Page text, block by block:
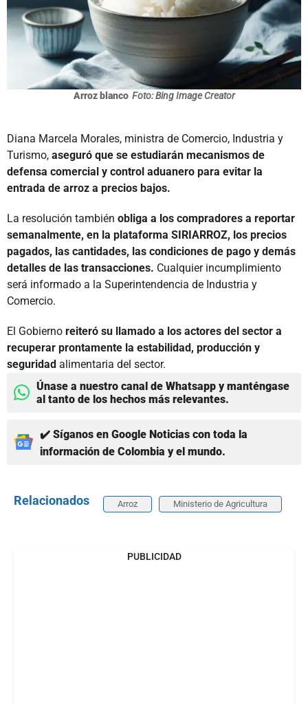
Arroz blanco Foto: Bing Image Creator
Diana Marcela Morales, ministra de Comercio, Industria y
Turismo, aseguró que se estudiarán mecanismos de
defensa comercial y control aduanero para evitar la
entrada de arroz a precios bajos.
La resolución también obliga a los compradores a reportar
semanalmente, en la plataforma SIRIARROZ, los precios
pagados, las cantidades, las condiciones de pago y demás
detalles de las transacciones. Cualquier incumplimiento
será informado a la Superintendencia de Industria y
Comercio.
El Gobierno reiteró su llamado a los actores del sector a
recuperar prontamente la estabilidad, producción y
seguridad alimentaria del sector.
Únase a nuestro canal de Whatsapp y manténgase
al tanto de los hechos más relevantes.
✔️ Síganos en Google Noticias con toda la
información de Colombia y el mundo.
Relacionados Arroz Ministerio de Agricultura
PUBLICIDAD